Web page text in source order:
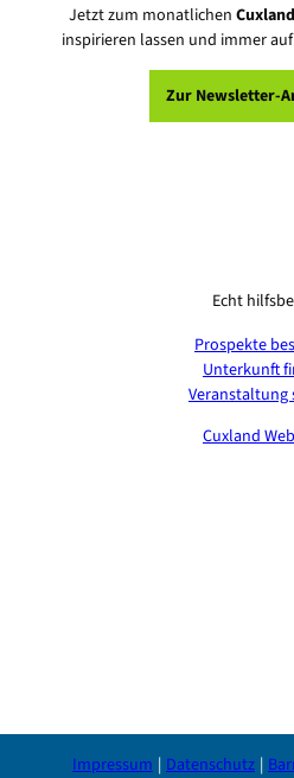
Jetzt zum monatlichen
inspirieren lassen und immer
Zur Newsletter-
Echt
Prospekte
Unterkunft
Veranstaltung
Cuxland
Impressum Datenschutz